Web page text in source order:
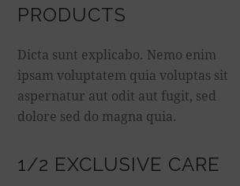
PRODUCTS
Dicta sunt explicabo. Nemo enim
ipsam voluptatem quia voluptas sit
aspernatur aut odit aut fugit, sed
dolore sed do magna quia.
1/2 EXCLUSIVE CARE